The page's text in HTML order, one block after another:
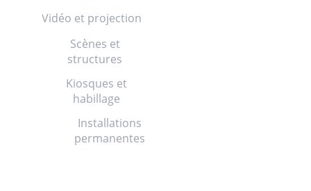
Vidéo et projection
Scènes et
structures
Kiosques et
habillage
Installations
permanentes